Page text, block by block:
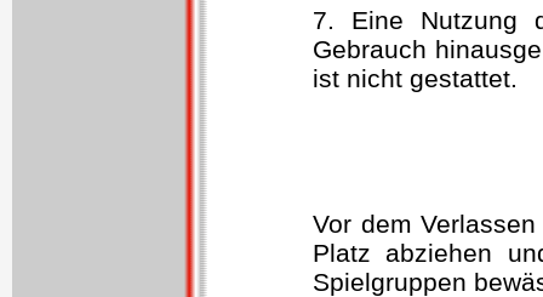
7. Eine Nutzung
Gebrauch
ist nicht gestattet.
Vor dem
Platz abziehen
Spielgruppen